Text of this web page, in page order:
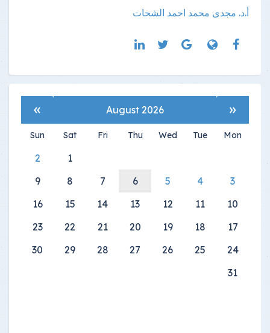
أ.د. مجدى محمد احمد الشحات
«
August 2026
»
Mon
Tue
Wed
Thu
Fri
Sat
Sun
1
2
3
4
5
6
7
8
9
10
11
12
13
14
15
16
17
18
19
20
21
22
23
24
25
26
27
28
29
30
31